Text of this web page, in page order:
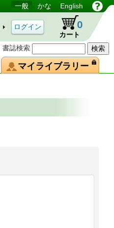
書誌検索
一般 かな English
カート
0
マイライブラリー